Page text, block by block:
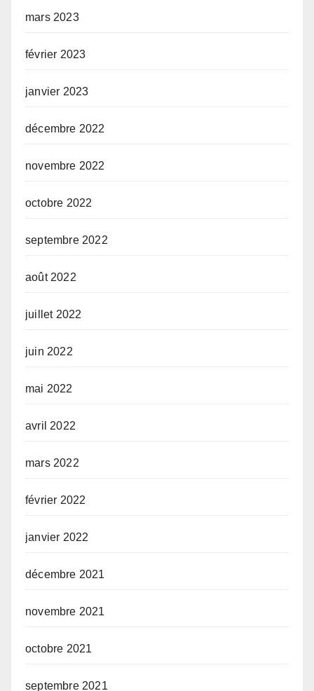
mars 2023
février 2023
janvier 2023
décembre 2022
novembre 2022
octobre 2022
septembre 2022
août 2022
juillet 2022
juin 2022
mai 2022
avril 2022
mars 2022
février 2022
janvier 2022
décembre 2021
novembre 2021
octobre 2021
septembre 2021